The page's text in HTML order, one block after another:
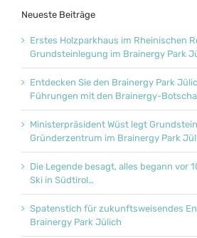
Neueste Beiträge
Erstes Holzparkhaus im Rheinischen
Grundsteinlegung im Brainergy Park
Entdecken Sie den Brainergy Park
Führungen mit den Brainergy-
Ministerpräsident Wüst legt
Gründerzentrum im Brainergy Park
Die Legende besagt, alles begann vor
Ski in Südtirol…
Spatenstich für zukunftsweisendes
Brainergy Park Jülich